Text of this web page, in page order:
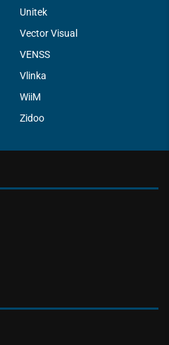
Unitek
Vector Visual
VENSS
Vlinka
WiiM
Zidoo